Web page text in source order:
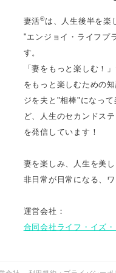
妻活®は、人生後半を楽
"エンジョイ・ライフプ
す。
「妻をもっと楽しむ！
をもっと楽しむための
ジを夫と"相棒"になっ
ど、人生のセカンドス
を発信しています！
妻を楽しみ、人生を美し
非日常が日常になる、
運営会社：
合同会社ライフ・イズ